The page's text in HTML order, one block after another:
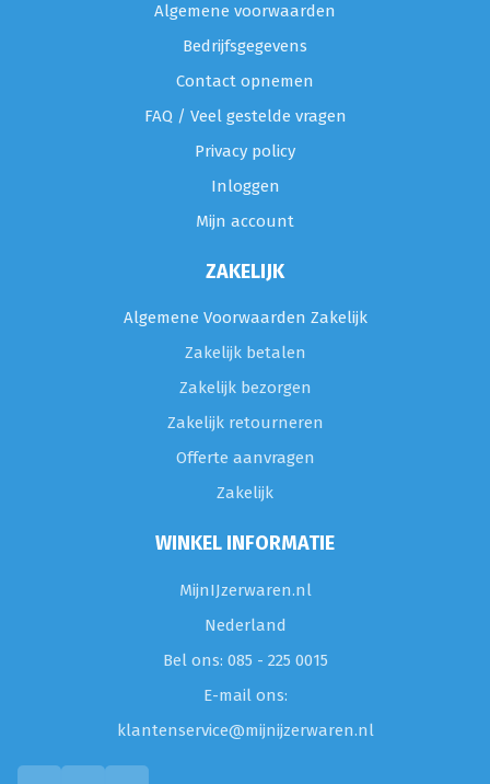
Algemene voorwaarden
Bedrijfsgegevens
Contact opnemen
FAQ / Veel gestelde vragen
Privacy policy
Inloggen
Mijn account
ZAKELIJK
Algemene Voorwaarden Zakelijk
Zakelijk betalen
Zakelijk bezorgen
Zakelijk retourneren
Offerte aanvragen
Zakelijk
WINKEL INFORMATIE
MijnIJzerwaren.nl
Nederland
Bel ons: 085 - 225 0015
E-mail ons:
klantenservice@mijnijzerwaren.nl